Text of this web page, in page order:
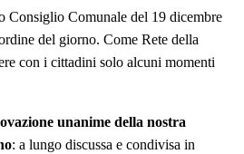
Comunale del 19 dicembre
del giorno. Come Rete della
con i cittadini solo alcuni momenti
unanime della nostra
: a lungo discussa e condivisa in